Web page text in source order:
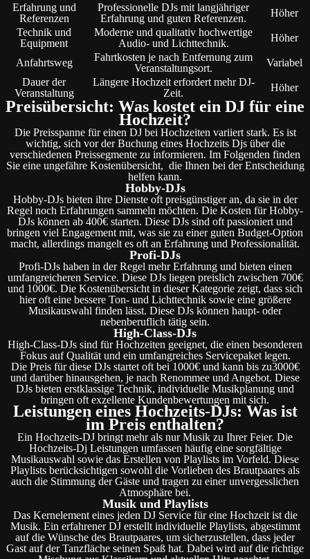
Erfahrung und
Referenzen
Professionelle DJs mit langjähriger
Erfahrung und guten Referenzen.
Höher
Technik und
Equipment
Moderne und qualitativ hochwertige
Audio- und Lichttechnik.
Höher
Anfahrtsweg
Fahrtkosten je nach Entfernung zum
Veranstaltungsort.
Variabel
Dauer der
Veranstaltung
Längere Hochzeit erfordert mehr DJ-
Zeit.
Höher
Preisübersicht: Was kostet ein DJ für eine
Hochzeit?
Die Preisspanne für einen DJ bei Hochzeiten variiert stark. Es ist
wichtig, sich vor der Buchung eines Hochzeits Djs über die
verschiedenen Preissegmente zu informieren. Im Folgenden finden
Sie eine ungefähre Kostenübersicht, die Ihnen bei der Entscheidung
helfen kann.
Hobby-DJs
Hobby-DJs bieten ihre Dienste oft preisgünstiger an, da sie in der
Regel noch Erfahrungen sammeln möchten. Die Kosten für Hobby-
DJs können ab 400€ starten. Diese DJs sind oft passioniert und
bringen viel Engagement mit, was sie zu einer guten Budget-Option
macht, allerdings mangelt es oft an Erfahrung und Professionalität.
Profi-DJs
Profi-DJs haben in der Regel mehr Erfahrung und bieten einen
umfangreicheren Service. Diese DJs liegen preislich zwischen 700€
und 1000€. Die Kostenübersicht in dieser Kategorie zeigt, dass sich
hier oft eine bessere Ton- und Lichttechnik sowie eine größere
Musikauswahl finden lässt. Diese DJs können haupt- oder
nebenberuflich tätig sein.
High-Class-DJs
High-Class-DJs sind für Hochzeiten geeignet, die einen besonderen
Fokus auf Qualität und ein umfangreiches Servicepaket legen.
Die Preis für diese DJs startet oft bei 1000€ und kann bis zu3000€
und darüber hinausgehen, je nach Renommee und Angebot. Diese
DJs bieten erstklassige Technik, individuelle Musikplanung und
bringen oft exzellente Kundenbewertungen mit sich.
Leistungen eines Hochzeits-DJs: Was ist
im Preis enthalten?
Ein Hochzeits-DJ bringt mehr als nur Musik zu Ihrer Feier. Die
Hochzeits-Dj Leistungen umfassen häufig eine sorgfältige
Musikauswahl sowie das Erstellen von Playlists im Vorfeld. Diese
Playlists berücksichtigen sowohl die Vorlieben des Brautpaares als
auch die Stimmung der Gäste und tragen zu einer unvergesslichen
Atmosphäre bei.
Musik und Playlists
Das Kernelement eines jeden DJ Service für eine Hochzeit ist die
Musik. Ein erfahrener DJ erstellt individuelle Playlists, abgestimmt
auf die Wünsche des Brautpaares, um sicherzustellen, dass jeder
Gast auf der Tanzfläche seinen Spaß hat. Dabei wird auf die richtige